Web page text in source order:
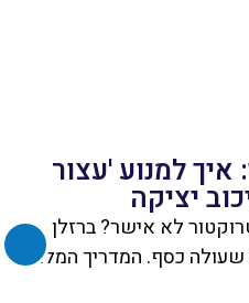
איך למנוע 'עצור
יציקה
לא אישר? ברזלן
שעולה כסף. המדריך המלא